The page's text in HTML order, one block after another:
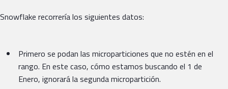
Snowflake recorrería los siguientes datos:
Primero se podan las microparticiones que no estén en el
rango. En este caso, cómo estamos buscando el 1 de
Enero, ignorará la segunda micropartición.